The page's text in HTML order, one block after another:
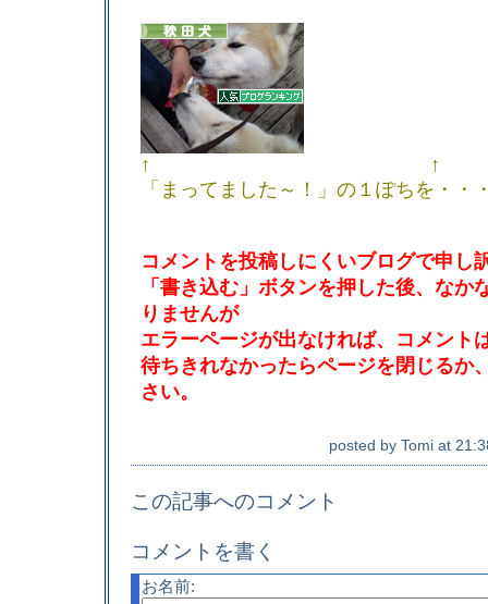
↑ ↑
「まってました～！」の１ぽちを・・
コメントを投稿しにくいブログで申し
「書き込む」ボタンを押した後、なか
りませんが
エラーページが出なければ、コメント
待ちきれなかったらページを閉じるか
さい。
posted by Tomi at
この記事へのコメント
コメントを書く
お名前: